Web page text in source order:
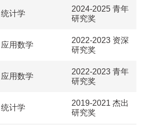
统计学
2024-2025 青年
研究奖
应用数学
2022-2023 资深
研究奖
应用数学
2022-2023 青年
研究奖
统计学
2019-2021 杰出
研究奖